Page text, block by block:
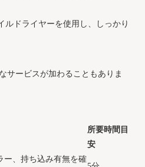
ルドライヤーを使用し、しっかり
サービスが加わることもありま
所要時間目
安
ー、持ち込み有無を確